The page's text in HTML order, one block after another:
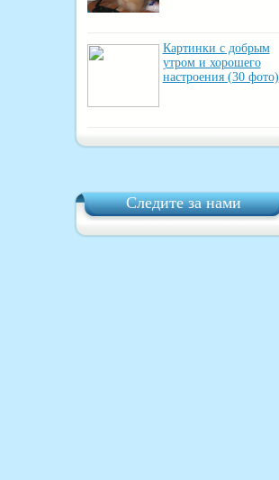
Картинки с добрым
утром и хорошего
настроения (30 фото)
Следите за нами